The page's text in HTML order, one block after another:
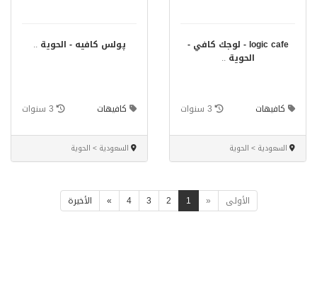
logic cafe - لوجك كافي -
الحوية ..
كافيهات 3 سنوات
السعودية > الحوية
پولس كافيه - الحوية ..
كافيهات 3 سنوات
السعودية > الحوية
الأولى «
1
2
3
4
» الأخيرة